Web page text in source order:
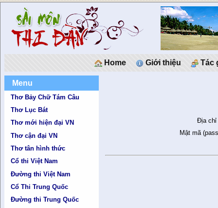
Home Giới thiệu Tác
Menu
Thơ Bảy Chữ Tám Câu
Thơ Lục Bát
Thơ mới hiện đại VN
Thơ cận đại VN
Thơ tân hình thức
Cổ thi Việt Nam
Đường thi Việt Nam
Cổ Thi Trung Quốc
Đường thi Trung Quốc
Địa chỉ
Mật mã